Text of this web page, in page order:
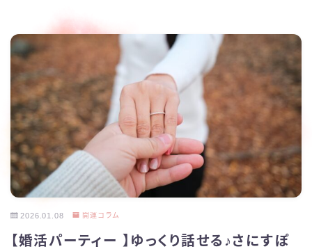
2026.01.08 開運コラム
【婚活パーティー 】ゆっくり話せる♪さにすぽ